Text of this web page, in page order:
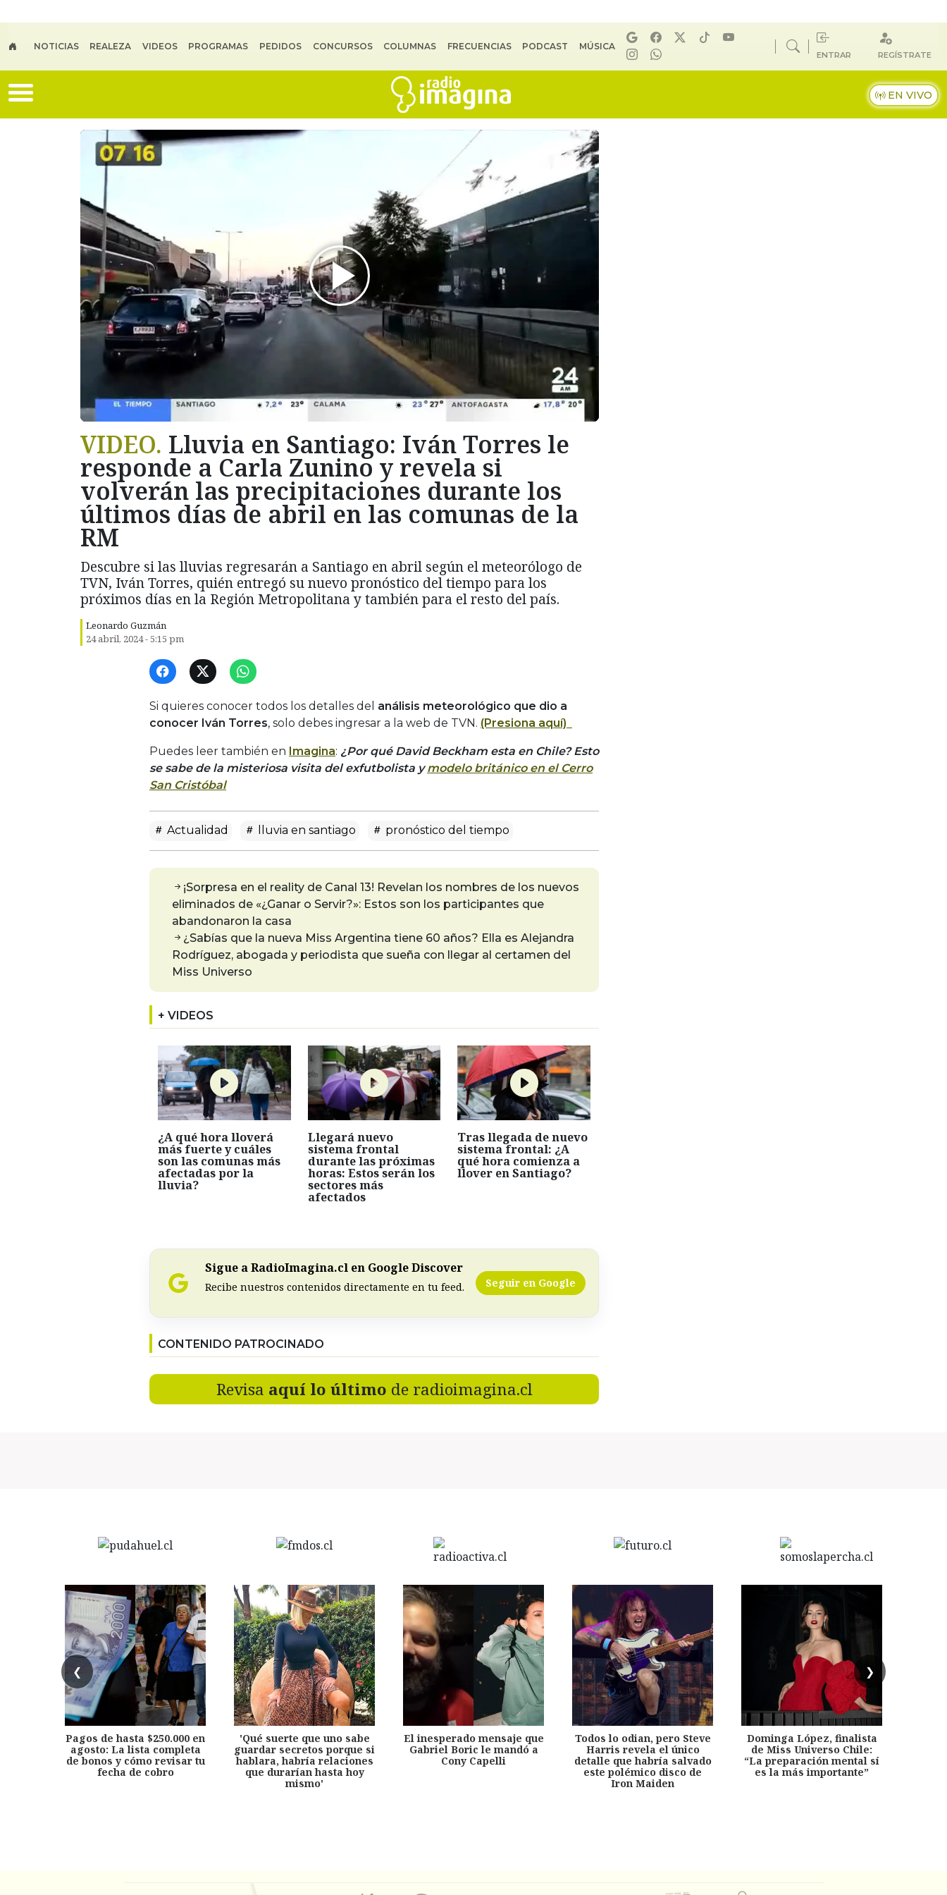
NOTICIAS REALEZA VIDEOS PROGRAMAS PEDIDOS CONCURSOS COLUMNAS FRECUENCIAS PODCAST MÚSICA
ENTRAR REGÍSTRATE
EN VIVO
VIDEO. Lluvia en Santiago: Iván Torres le
responde a Carla Zunino y revela si
volverán las precipitaciones durante los
últimos días de abril en las comunas de la
RM
Descubre si las lluvias regresarán a Santiago en abril según el meteorólogo de
TVN, Iván Torres, quién entregó su nuevo pronóstico del tiempo para los
próximos días en la Región Metropolitana y también para el resto del país.
Leonardo Guzmán
24 abril, 2024 - 5:15 pm
Si quieres conocer todos los detalles del análisis meteorológico que dio a
conocer Iván Torres, solo debes ingresar a la web de TVN. (Presiona aquí)
Puedes leer también en Imagina: ¿Por qué David Beckham esta en Chile? Esto
se sabe de la misteriosa visita del exfutbolista ymodelo británico en el Cerro
San Cristóbal
Actualidad lluvia en santiago pronóstico del tiempo
¡Sorpresa en el reality de Canal 13! Revelan los nombres de los nuevos
eliminados de «¿Ganar o Servir?»: Estos son los participantes que
abandonaron la casa
¿Sabías que la nueva Miss Argentina tiene 60 años? Ella es Alejandra
Rodríguez, abogada y periodista que sueña con llegar al certamen del
Miss Universo
+ VIDEOS
¿A qué hora lloverá
más fuerte y cuáles
son las comunas más
afectadas por la
lluvia?
Llegará nuevo
sistema frontal
durante las próximas
horas: Estos serán los
sectores más
afectados
Tras llegada de nuevo
sistema frontal: ¿A
qué hora comienza a
llover en Santiago?
Sigue a RadioImagina.cl en Google Discover
Recibe nuestros contenidos directamente en tu feed. Seguir en Google
CONTENIDO PATROCINADO
Revisa aquí lo último de radioimagina.cl
❮ ❯
Pagos de hasta $250.000 en
agosto: La lista completa
de bonos y cómo revisar tu
fecha de cobro
'Qué suerte que uno sabe
guardar secretos porque si
hablara, habría relaciones
que durarían hasta hoy
mismo'
El inesperado mensaje que
Gabriel Boric le mandó a
Cony Capelli
Todos lo odian, pero Steve
Harris revela el único
detalle que habría salvado
este polémico disco de
Iron Maiden
Dominga López, finalista
de Miss Universo Chile:
“La preparación mental sí
es la más importante”